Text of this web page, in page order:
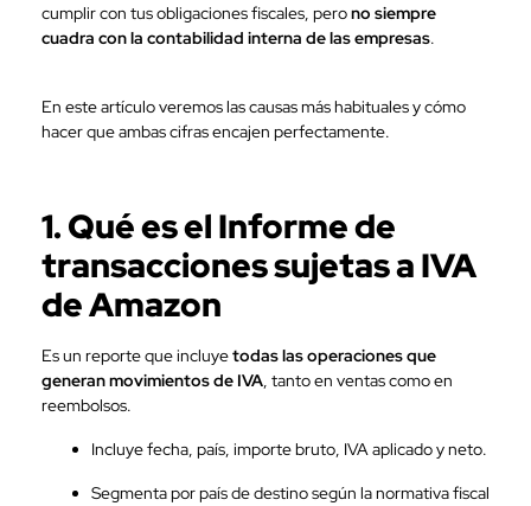
cumplir con tus obligaciones fiscales, perono siempre
cuadra con la contabilidad interna de las empresas.
En este artículo veremos las causas más habituales y cómo
hacer que ambas cifras encajen perfectamente.
1. Qué es el Informe de
transacciones sujetas a IVA
de Amazon
Es un reporte que incluyetodas las operaciones que
generan movimientos de IVA, tanto en ventas como en
reembolsos.
Incluye fecha, país, importe bruto, IVA aplicado y neto.
Segmenta por país de destino según la normativa fiscal